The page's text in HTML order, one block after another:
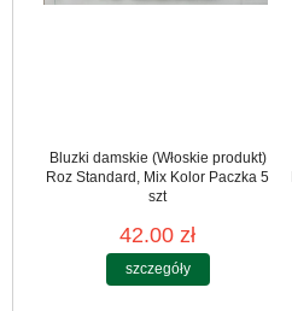
Bluzki damskie (Włoskie produkt)
Roz Standard, Mix Kolor Paczka 5
szt
42.00 zł
szczegóły